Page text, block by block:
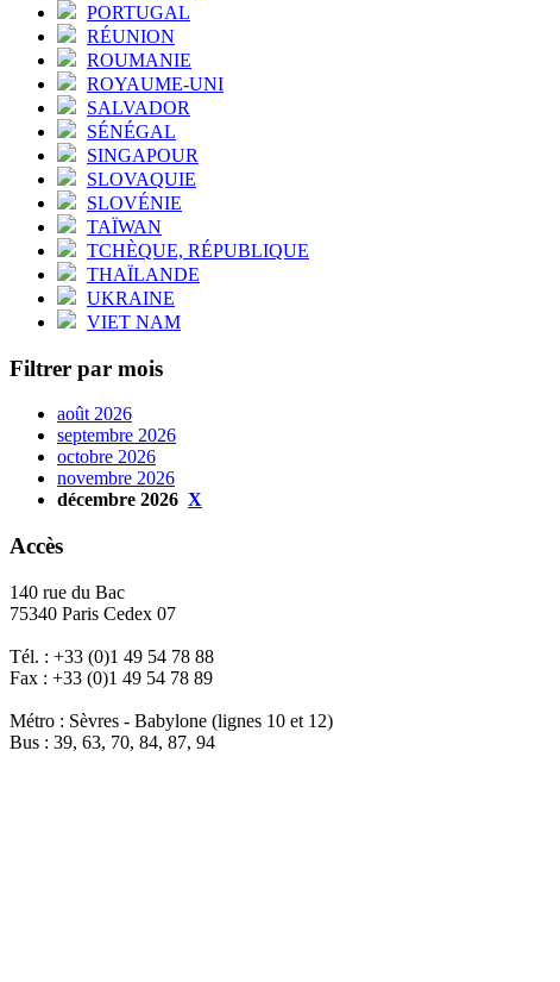
PORTUGAL
RÉUNION
ROUMANIE
ROYAUME-UNI
SALVADOR
SÉNÉGAL
SINGAPOUR
SLOVAQUIE
SLOVÉNIE
TAÏWAN
TCHÈQUE, RÉPUBLIQUE
THAÏLANDE
UKRAINE
VIET NAM
Filtrer par mois
août 2026
septembre 2026
octobre 2026
novembre 2026
décembre 2026 X
Accès
140 rue du Bac
75340 Paris Cedex 07
Tél. : +33 (0)1 49 54 78 88
Fax : +33 (0)1 49 54 78 89
Métro : Sèvres - Babylone (lignes 10 et 12)
Bus : 39, 63, 70, 84, 87, 94